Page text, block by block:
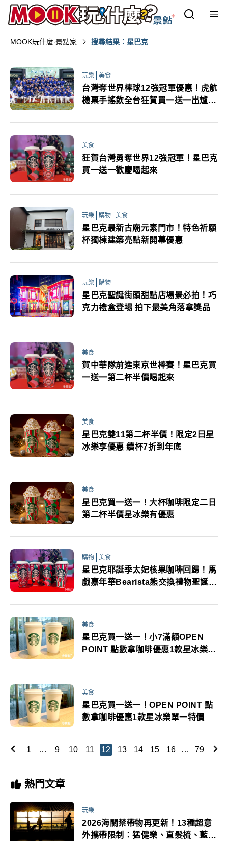
MOOK玩什麼‧景點家 搜尋結果：星巴克
玩樂 美食
台灣奪世界棒球12強冠軍優惠！虎航
機票手搖飲全台狂賀買一送一出爐
美食
狂賀台灣勇奪世界12強冠軍！星巴克
買一送一歡慶喝起來
玩樂 購物 美食
星巴克最新古廟元素門市！特色祈願
杯獨棟建築亮點新開幕優惠
玩樂 購物
星巴克聖誕街頭甜點店場景必拍！巧
克力禮盒登場 拍下最美角落拿獎品
美食
賀中華隊前進東京世棒賽！星巴克買
一送一第二杯半價喝起來
美食
星巴克雙11第二杯半價！限定2日星
冰樂享優惠 續杯7折到年底
美食
星巴克買一送一！大杯咖啡限定二日
第二杯半價星冰樂有優惠
購物 美食
星巴克耶誕季太妃核果咖啡回歸！馬
戲嘉年華Bearista熊交換禮物聖誕節
美食
星巴克買一送一！小7滿額OPEN
POINT 點數拿咖啡優惠1款星冰樂單
美食
星巴克買一送一！OPEN POINT 點
數拿咖啡優惠1款星冰樂單一特價
1 … 9 10 11 12 13 14 15 16 … 79
熱門文章
玩樂
2026海關禁帶物再更新！13種超意
外攜帶限制：猛健樂、直髮梳、藍牙